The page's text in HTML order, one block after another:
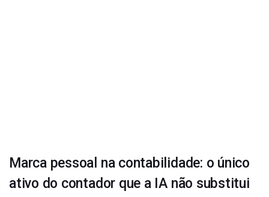
Marca pessoal na contabilidade: o único
ativo do contador que a IA não substitui